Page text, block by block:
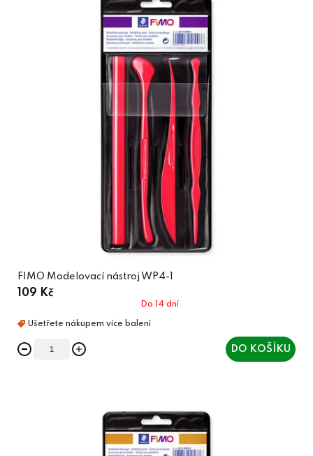
FIMO Modelovací nástroj WP4-1
109 Kč
Do 14 dní
DO KOŠÍKU